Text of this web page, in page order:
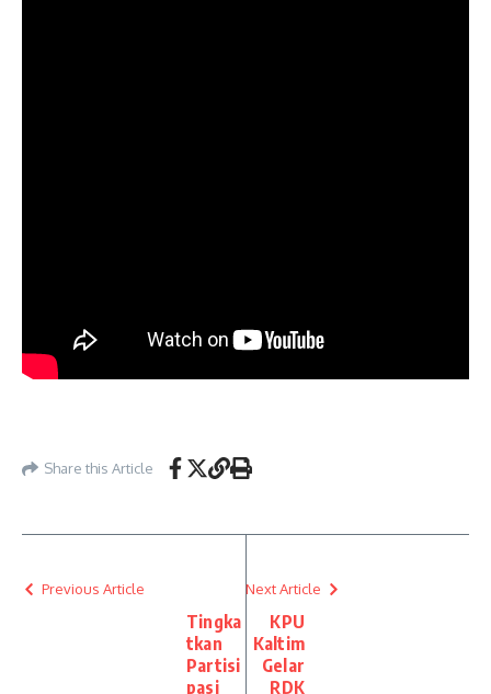
Share this Article
Previous Article
Tingka
tkan
Partisi
pasi
Next Article
KPU
Kaltim
Gelar
RDK